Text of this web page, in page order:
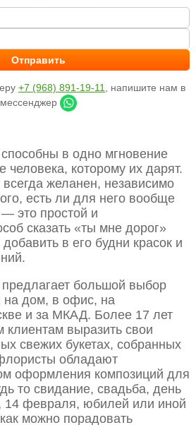
+7 (968) 891-19-11
, напишите нам в
мессенджер
в одно мгновение
человека, которому их дарят.
желанен, независимо
есть ли для него вообще
это простой и
сказать «ты мне дорог»
в его будни красок и
большой выбор
на дом, в офис, на
и за МКАД. Более 17 лет
выразить свои
свежих букетах, собранных
обладают
оформления композиций для
то свидание, свадьба, день
14 февраля, юбилей или иной
можно порадовать